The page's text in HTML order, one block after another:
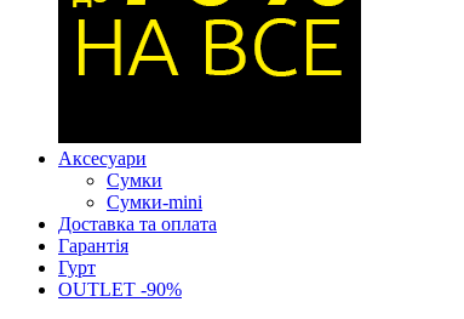
Аксесуари
Сумки
Сумки-mini
Доставка та оплата
Гарантія
Гурт
OUTLET -90%